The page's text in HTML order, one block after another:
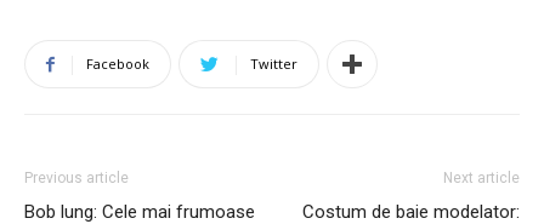
Facebook Twitter
Previous article
Bob lung: Cele mai frumoase
Next article
Costum de baie modelator: